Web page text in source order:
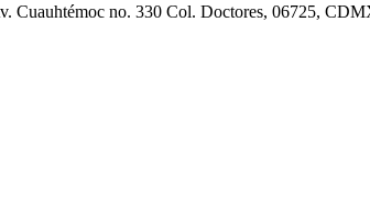
Cuauhtémoc no. 330 Col. Doctores, 06725,